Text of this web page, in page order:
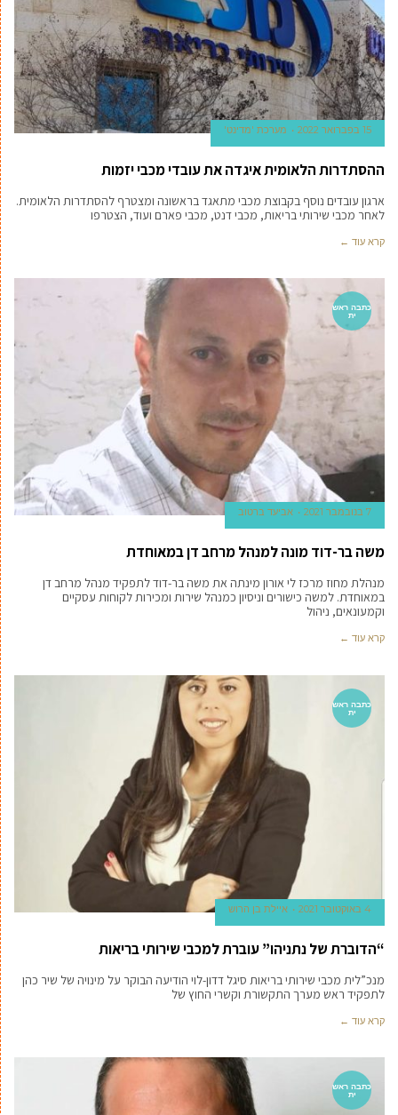
15 בפברואר 2022 מערכת 'מדינט'
ההסתדרות הלאומית איגדה את עובדי מכבי יזמות
ארגון עובדים נוסף בקבוצת מכבי מתאגד בראשונה ומצטרף להסתדרות הלאומית.
לאחר מכבי שירותי בריאות, מכבי דנט, מכבי פארם ועוד, הצטרפו
קרא עוד ←
כתבה ראש
ית
7 בנובמבר 2021 אביעד ברטוב
משה בר-דוד מונה למנהל מרחב דן במאוחדת
מנהלת מחוז מרכז לי אורון מינתה את משה בר-דוד לתפקיד מנהל מרחב דן
במאוחדת. למשה כישורים וניסיון כמנהל שירות ומכירות לקוחות עסקיים
וקמעונאים, ניהול
קרא עוד ←
כתבה ראש
ית
4 באוקטובר 2021 איילת בן הרוש
“הדוברת של נתניהו” עוברת למכבי שירותי בריאות
מנכ”לית מכבי שירותי בריאות סיגל דדון-לוי הודיעה הבוקר על מינויה של שיר כהן
לתפקיד ראש מערך התקשורת וקשרי החוץ של
קרא עוד ←
כתבה ראש
ית